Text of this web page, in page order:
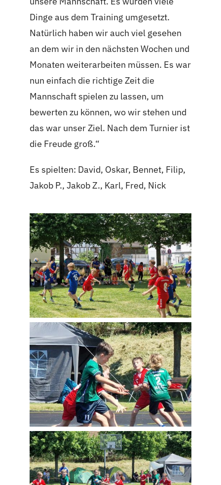
Dinge aus dem Training umgesetzt.
Natürlich haben wir auch viel gesehen
an dem wir in den nächsten Wochen und
Monaten weiterarbeiten müssen. Es war
nun einfach die richtige Zeit die
Mannschaft spielen zu lassen, um
bewerten zu können, wo wir stehen und
das war unser Ziel. Nach dem Turnier ist
die Freude groß.“
Es spielten: David, Oskar, Bennet, Filip,
Jakob P., Jakob Z., Karl, Fred, Nick